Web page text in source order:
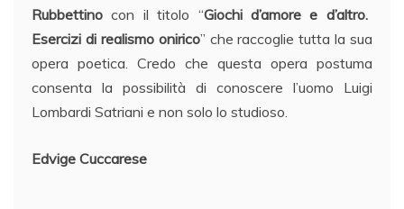
Rubbettino con il titolo “Giochi d’amore e d’altro.
Esercizi di realismo onirico” che raccoglie tutta la sua
opera poetica. Credo che questa opera postuma
consenta la possibilità di conoscere l’uomo Luigi
Lombardi Satriani e non solo lo studioso.
Edvige Cuccarese